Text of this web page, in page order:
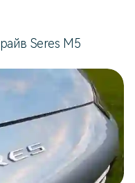
Seres M5